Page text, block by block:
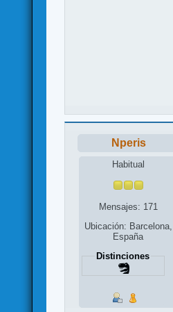
Nperis
Habitual
Mensajes: 171
Ubicación: Barcelona,
España
Distinciones